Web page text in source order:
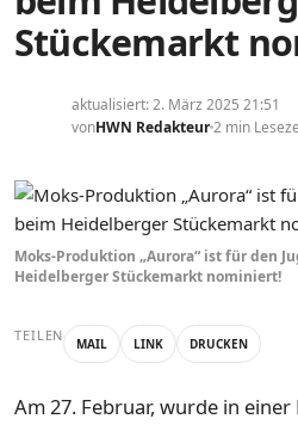
Stückemarkt
aktualisiert: 2. März 2025 21:51
vonHWN Redakteur2 min
Moks-Produktion „Aurora“ ist für den
Heidelberger Stückemarkt nominiert!
TEILEN MAIL LINK DRUCKEN
Am 27. Februar, wurde in